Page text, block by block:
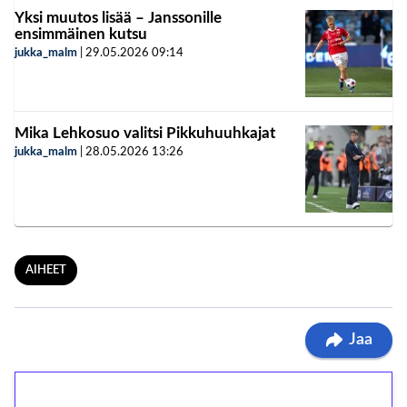
Yksi muutos lisää – Janssonille
ensimmäinen kutsu
jukka_malm 29.05.2026 09:14
Mika Lehkosuo valitsi Pikkuhuuhkajat
jukka_malm 28.05.2026 13:26
AIHEET
Jaa